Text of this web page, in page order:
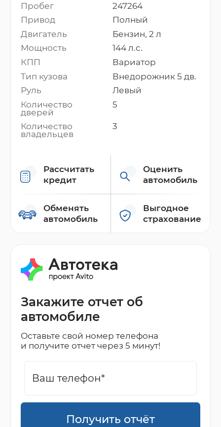
Пробег
247264
Привод
Полный
Двигатель
Бензин, 2 л
Мощность
144 л.с.
КПП
Вариатор
Тип кузова
Внедорожник 5 дв.
Руль
Левый
Количество
дверей
5
Количество
владельцев
3
Рассчитать
кредит
Оценить
автомобиль
Обменять
автомобиль
Выгодное
страхование
Закажите отчет об
автомобиле
Оставьте свой номер телефона
и получите отчет через 5 минут!
Получить отчёт